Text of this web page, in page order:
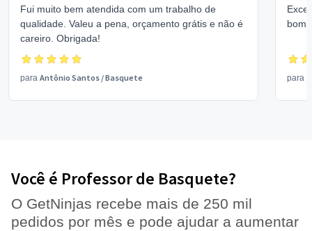
Fui muito bem atendida com um trabalho de
qualidade. Valeu a pena, orçamento grátis e não é
careiro. Obrigada!
para Antônio Santos /Basquete
bom
para
Você é Professor de Basquete?
O GetNinjas recebe mais de 250 mil
pedidos por mês e pode ajudar a aumentar